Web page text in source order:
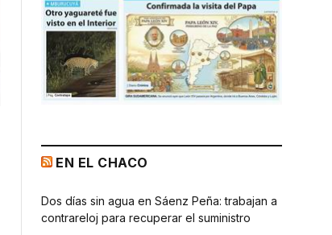
EN EL CHACO
Dos días sin agua en Sáenz Peña: trabajan a
contrareloj para recuperar el suministro